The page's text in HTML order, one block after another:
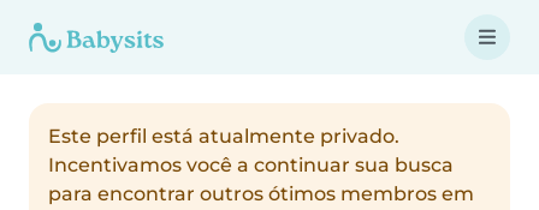
Este perfil está atualmente privado.
Incentivamos você a continuar sua busca
para encontrar outros ótimos membros em